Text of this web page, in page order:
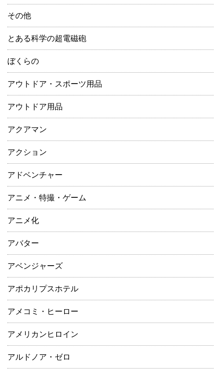
その他
とある科学の超電磁砲
ぼくらの
アウトドア・スポーツ用品
アウトドア用品
アクアマン
アクション
アドベンチャー
アニメ・特撮・ゲーム
アニメ化
アバター
アベンジャーズ
アポカリプスホテル
アメコミ・ヒーロー
アメリカンヒロイン
アルドノア・ゼロ